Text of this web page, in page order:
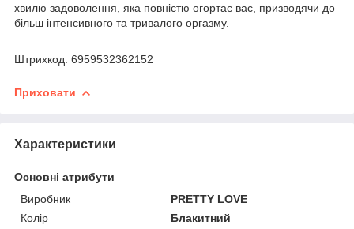
хвилю задоволення, яка повністю огортає вас, призводячи до
більш інтенсивного та тривалого оргазму.
Штрихкод: 6959532362152
Приховати
Характеристики
Основні атрибути
Виробник
PRETTY LOVE
Колір
Блакитний